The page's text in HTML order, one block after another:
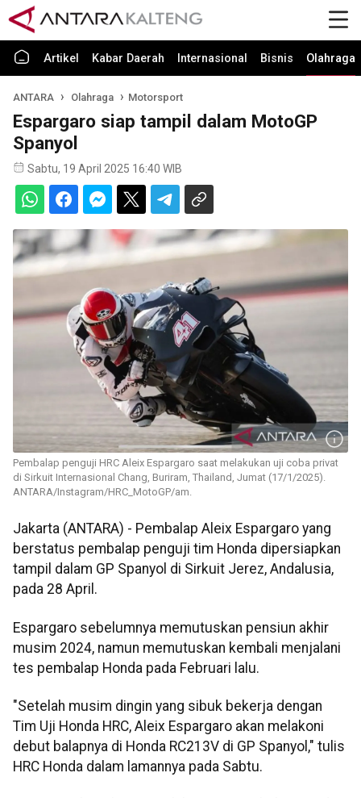
Artikel Kabar Daerah Internasional Bisnis Olahraga
ANTARA Olahraga Motorsport
Espargaro siap tampil dalam MotoGP
Spanyol
Sabtu, 19 April 2025 16:40 WIB
Pembalap penguji HRC Aleix Espargaro saat melakukan uji coba privat
di Sirkuit Internasional Chang, Buriram, Thailand, Jumat (17/1/2025).
ANTARA/Instagram/HRC_MotoGP/am.
Jakarta (ANTARA) - Pembalap Aleix Espargaro yang
berstatus pembalap penguji tim Honda dipersiapkan
tampil dalam GP Spanyol di Sirkuit Jerez, Andalusia,
pada 28 April.
Espargaro sebelumnya memutuskan pensiun akhir
musim 2024, namun memutuskan kembali menjalani
tes pembalap Honda pada Februari lalu.
"Setelah musim dingin yang sibuk bekerja dengan
Tim Uji Honda HRC, Aleix Espargaro akan melakoni
debut balapnya di Honda RC213V di GP Spanyol," tulis
HRC Honda dalam lamannya pada Sabtu.